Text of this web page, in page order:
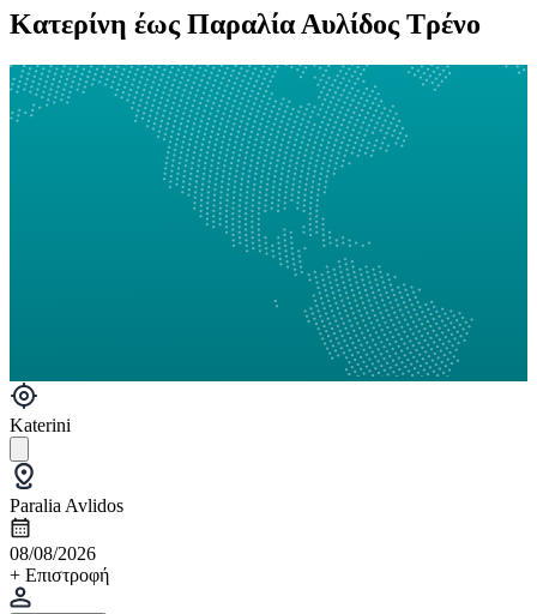
Κατερίνη έως Παραλία Αυλίδος Τρένο
Katerini
Paralia Avlidos
08/08/2026
+ Επιστροφή